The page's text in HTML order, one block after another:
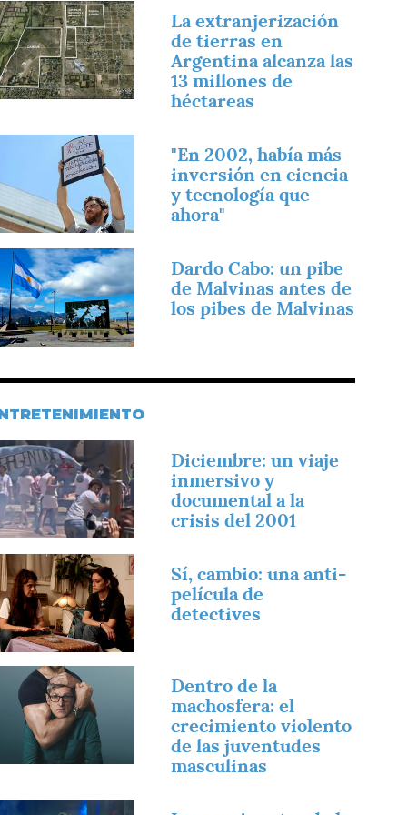
La extranjerización
de tierras en
Argentina alcanza las
13 millones de
héctareas
"En 2002, había más
inversión en ciencia
y tecnología que
ahora"
Dardo Cabo: un pibe
de Malvinas antes de
los pibes de Malvinas
Diciembre: un viaje
inmersivo y
documental a la
crisis del 2001
Sí, cambio: una anti-
película de
detectives
Dentro de la
machosfera: el
crecimiento violento
de las juventudes
masculinas